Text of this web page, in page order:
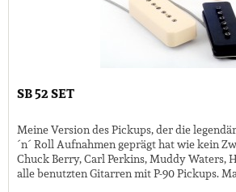
SB 52 SET
Meine Version des Pickups, der die
´n´ Roll Aufnahmen geprägt hat wie kein
Chuck Berry, Carl Perkins, Muddy Waters,
alle benutzten Gitarren mit P-90 Pickups.